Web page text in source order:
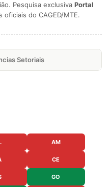
Pesquisa exclusiva Portal
do CAGED/MTE.
Setoriais
AM
CE
GO